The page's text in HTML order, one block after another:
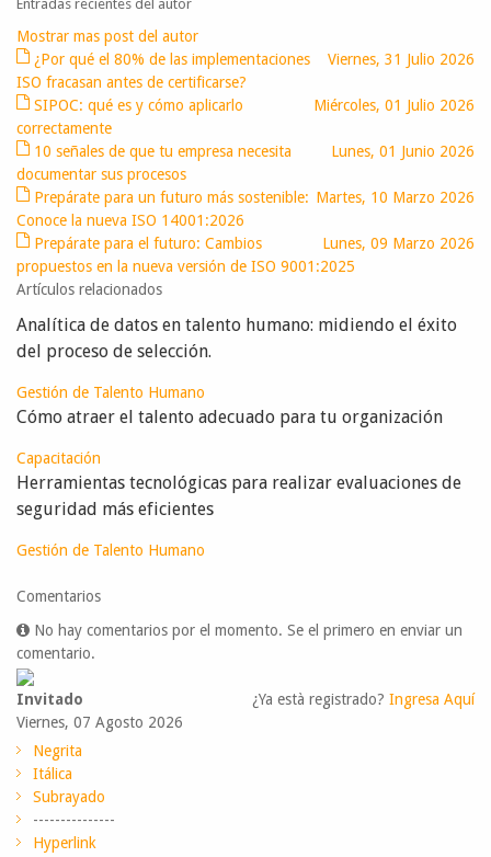
Entradas recientes del autor
Mostrar mas post del autor
Viernes, 31 Julio 2026
¿Por qué el 80% de las implementaciones
ISO fracasan antes de certificarse?
Miércoles, 01 Julio 2026
SIPOC: qué es y cómo aplicarlo
correctamente
Lunes, 01 Junio 2026
10 señales de que tu empresa necesita
documentar sus procesos
Martes, 10 Marzo 2026
Prepárate para un futuro más sostenible:
Conoce la nueva ISO 14001:2026
Lunes, 09 Marzo 2026
Prepárate para el futuro: Cambios
propuestos en la nueva versión de ISO 9001:2025
Artículos relacionados
Analítica de datos en talento humano: midiendo el éxito
del proceso de selección.
Gestión de Talento Humano
Cómo atraer el talento adecuado para tu organización
Capacitación
Herramientas tecnológicas para realizar evaluaciones de
seguridad más eficientes
Gestión de Talento Humano
Comentarios
No hay comentarios por el momento. Se el primero en enviar un
comentario.
¿Ya està registrado? Ingresa Aquí
Invitado
Viernes, 07 Agosto 2026
Negrita
Itálica
Subrayado
---------------
Hyperlink